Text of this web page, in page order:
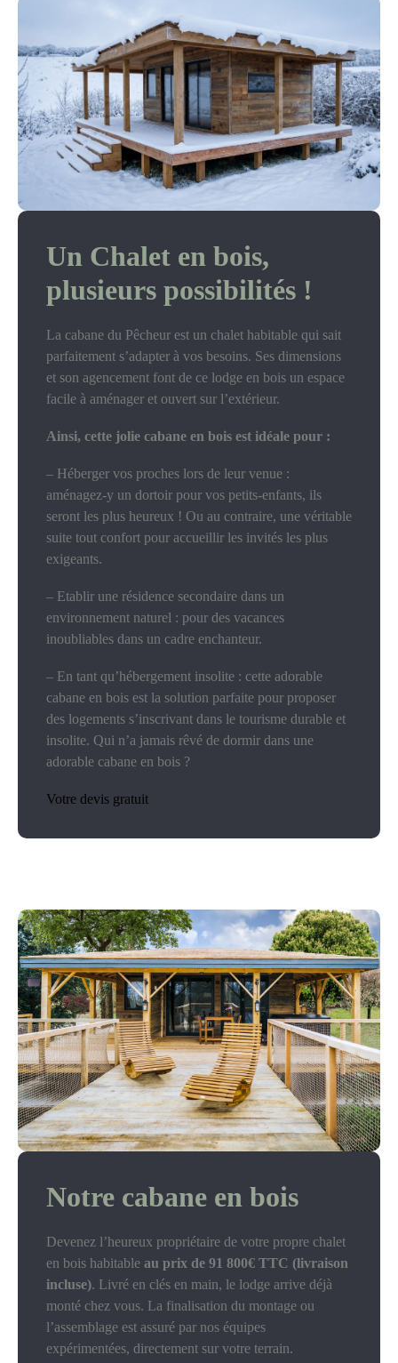
Un Chalet en bois,
plusieurs possibilités !
La cabane du Pêcheur est un chalet habitable qui sait
parfaitement s’adapter à vos besoins. Ses dimensions
et son agencement font de ce lodge en bois un espace
facile à aménager et ouvert sur l’extérieur.
Ainsi, cette jolie cabane en bois est idéale pour :
– Héberger vos proches lors de leur venue :
aménagez-y un dortoir pour vos petits-enfants, ils
seront les plus heureux ! Ou au contraire, une véritable
suite tout confort pour accueillir les invités les plus
exigeants.
– Etablir une résidence secondaire dans un
environnement naturel : pour des vacances
inoubliables dans un cadre enchanteur.
– En tant qu’hébergement insolite : cette adorable
cabane en bois est la solution parfaite pour proposer
des logements s’inscrivant dans le tourisme durable et
insolite. Qui n’a jamais rêvé de dormir dans une
adorable cabane en bois ?
Votre devis gratuit
Notre cabane en bois
Devenez l’heureux propriétaire de votre propre chalet
en bois habitable au prix de 91 800€ TTC (livraison
incluse). Livré en clés en main, le lodge arrive déjà
monté chez vous. La finalisation du montage ou
l’assemblage est assuré par nos équipes
expérimentées, directement sur votre terrain.